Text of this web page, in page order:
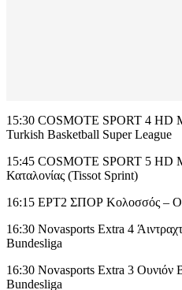
15:30 COSMOTE SPORT 4 HD
Turkish Basketball Super League
15:45 COSMOTE SPORT 5 HD
Καταλονίας (Tissot Sprint)
16:15 ΕΡΤ2 ΣΠΟΡ Κολοσσός –
16:30 Novasports Extra 4
Bundesliga
16:30 Novasports Extra 3 Ουνιόν
Bundesliga